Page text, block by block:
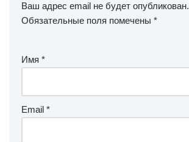
Ваш адрес email не будет опубликован.
Обязательные поля помечены *
Имя *
Email *